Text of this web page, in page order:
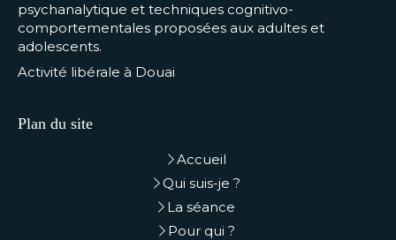
psychanalytique et techniques cognitivo-
comportementales proposées aux adultes et
adolescents.
Activité libérale à Douai
Plan du site
Accueil
Qui suis-je ?
La séance
Pour qui ?